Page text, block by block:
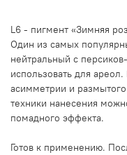
L6 - пигмент «Зимняя
Один из самых
нейтральный с
использовать для
асимметрии и
техники нанесения
помадного эффекта.
Готов к применению.